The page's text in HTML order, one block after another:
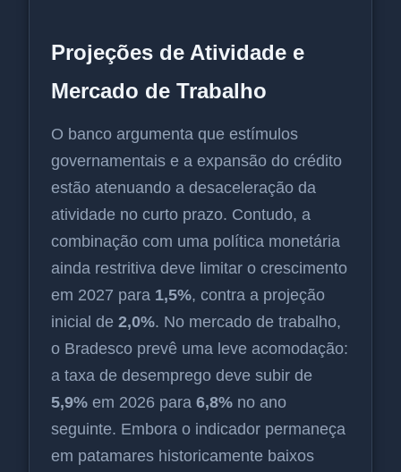
Projeções de Atividade e
Mercado de Trabalho
O banco argumenta que estímulos
governamentais e a expansão do crédito
estão atenuando a desaceleração da
atividade no curto prazo. Contudo, a
combinação com uma política monetária
ainda restritiva deve limitar o crescimento
em 2027 para 1,5%, contra a projeção
inicial de 2,0%. No mercado de trabalho,
o Bradesco prevê uma leve acomodação:
a taxa de desemprego deve subir de
5,9% em 2026 para 6,8% no ano
seguinte. Embora o indicador permaneça
em patamares historicamente baixos